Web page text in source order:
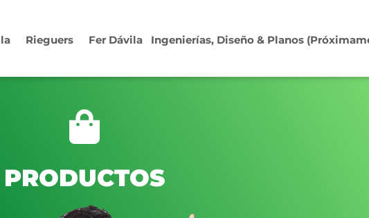
Rieguers Fer Dávila Ingenierías, Diseño & Planos
PRODUCTOS